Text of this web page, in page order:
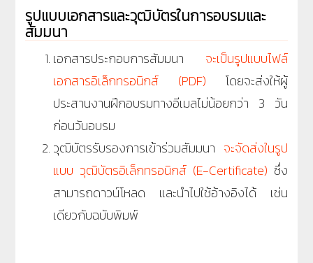
รูปแบบเอกสารและวุฒิบัตรในการอบรมและ
สัมมนา
เอกสารประกอบการสัมมนา จะเป็นรูปแบบไฟล์
เอกสารอิเล็กทรอนิกส์ (PDF) โดยจะส่งให้ผู้
ประสานงานฝึกอบรมทางอีเมลไม่น้อยกว่า 3 วัน
ก่อนวันอบรม
วุฒิบัตรรับรองการเข้าร่วมสัมมนา จะจัดส่งในรูป
แบบ วุฒิบัตรอิเล็กทรอนิกส์ (E-Certificate) ซึ่ง
สามารถดาวน์โหลด และนำไปใช้อ้างอิงได้ เช่น
เดียวกับฉบับพิมพ์